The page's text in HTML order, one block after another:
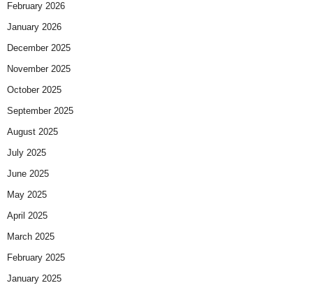
February 2026
January 2026
December 2025
November 2025
October 2025
September 2025
August 2025
July 2025
June 2025
May 2025
April 2025
March 2025
February 2025
January 2025